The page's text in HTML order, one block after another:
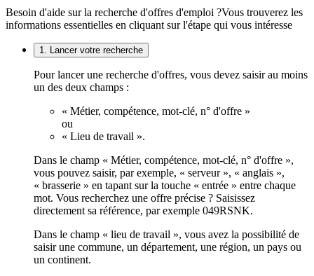
Besoin d'aide sur la recherche d'offres d'emploi ?Vous trouverez les
informations essentielles en cliquant sur l'étape qui vous intéresse
1. Lancer votre recherche
Pour lancer une recherche d'offres, vous devez saisir au moins
un des deux champs :
« Métier, compétence, mot-clé, n° d'offre »
ou
« Lieu de travail ».
Dans le champ « Métier, compétence, mot-clé, n° d'offre »,
vous pouvez saisir, par exemple, « serveur », « anglais »,
« brasserie » en tapant sur la touche « entrée » entre chaque
mot. Vous recherchez une offre précise ? Saisissez
directement sa référence, par exemple 049RSNK.
Dans le champ « lieu de travail », vous avez la possibilité de
saisir une commune, un département, une région, un pays ou
un continent.